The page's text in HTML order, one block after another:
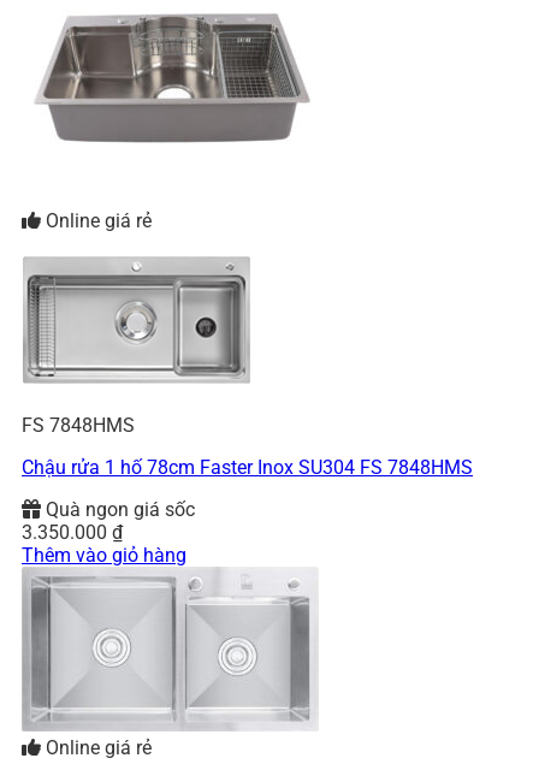
Online giá rẻ
FS 7848HMS
Chậu rửa 1 hố 78cm Faster Inox SU304 FS 7848HMS
Quà ngon giá sốc
3.350.000 ₫
Thêm vào giỏ hàng
Online giá rẻ